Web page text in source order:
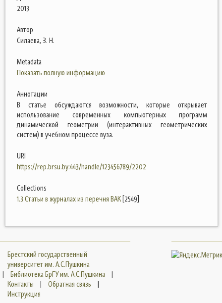
2013
Автор
Силаева, З. Н.
Metadata
Показать полную информацию
Аннотации
В статье обсуждаются возможности, которые открывает
использование современных компьютерных программ
динамической геометрии (интерактивных геометрических
систем) в учебном процессе вуза.
URI
https://rep.brsu.by:443/handle/123456789/2202
Collections
1.3 Статьи в журналах из перечня ВАК [2549]
Брестский государственный
университет им. А.С.Пушкина
|
Библиотека БрГУ им. А.С.Пушкина
|
Контакты
| Обратная связь
|
Инструкция